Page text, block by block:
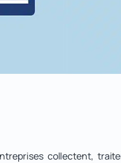
collectent,